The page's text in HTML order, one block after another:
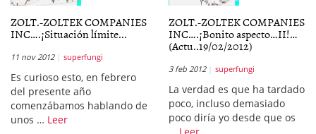
ZOLT.-ZOLTEK COMPANIES
INC….¡Situación límite...
11 nov 2012 superfungi
Es curioso esto, en febrero
del presente año
comenzábamos hablando de
unos … Leer
ZOLT.-ZOLTEK COMPANIES
INC….¡Bonito aspecto…II!…
(Actu..19/02/2012)
3 feb 2012 superfungi
La verdad es que ha tardado
poco, incluso demasiado
poco diría yo desde que os